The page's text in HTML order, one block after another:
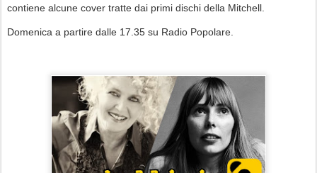
contiene alcune cover tratte dai primi dischi della Mitchell.
Domenica a partire dalle 17.35 su Radio Popolare.